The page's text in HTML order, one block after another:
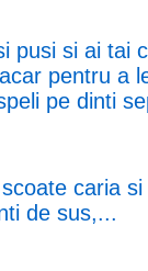
pusi si ai tai
pentru a
pe dinti
caria
de sus,...